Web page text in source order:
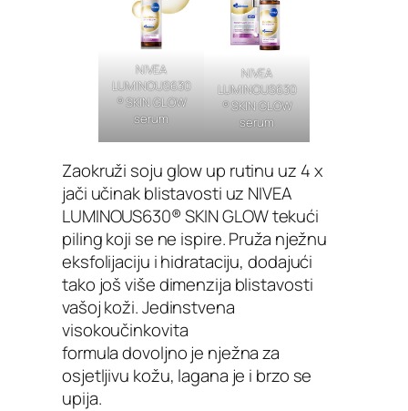
NIVEA
LUMINOUS630
® SKIN GLOW
serum
NIVEA
LUMINOUS630
® SKIN GLOW
serum
Zaokruži soju glow up rutinu uz 4 x
jači učinak blistavosti uz NIVEA
LUMINOUS630® SKIN GLOW tekući
piling koji se ne ispire. Pruža nježnu
eksfolijaciju i hidrataciju, dodajući
tako još više dimenzija blistavosti
vašoj koži. Jedinstvena
visokoučinkovita
formula dovoljno je nježna za
osjetljivu kožu, lagana je i brzo se
upija.